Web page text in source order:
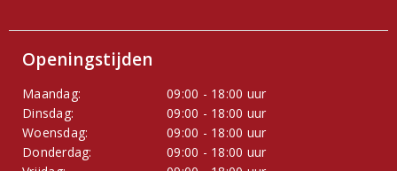
Openingstijden
Maandag:
09:00 - 18:00 uur
Dinsdag:
09:00 - 18:00 uur
Woensdag:
09:00 - 18:00 uur
Donderdag:
09:00 - 18:00 uur